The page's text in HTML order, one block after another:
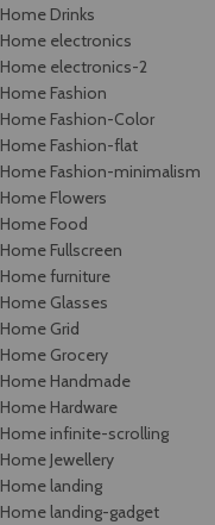
Home Drinks
Home electronics
Home electronics-2
Home Fashion
Home Fashion-Color
Home Fashion-flat
Home Fashion-minimalism
Home Flowers
Home Food
Home Fullscreen
Home furniture
Home Glasses
Home Grid
Home Grocery
Home Handmade
Home Hardware
Home infinite-scrolling
Home Jewellery
Home landing
Home landing-gadget